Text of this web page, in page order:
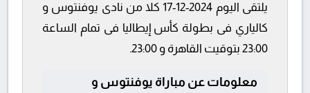
يلتقى اليوم 2024-12-17 كلا من نادى يوفنتوس و
كالياري فى بطولة كأس إيطاليا فى تمام الساعة
23:00 بتوقيت القاهرة و 23:00.
معلومات عن مباراة يوفنتوس و